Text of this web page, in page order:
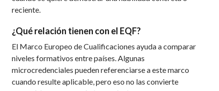
reciente.
¿Qué relación tienen con el EQF?
El Marco Europeo de Cualificaciones ayuda a comparar
niveles formativos entre países. Algunas
microcredenciales pueden referenciarse a este marco
cuando resulte aplicable, pero eso no las convierte